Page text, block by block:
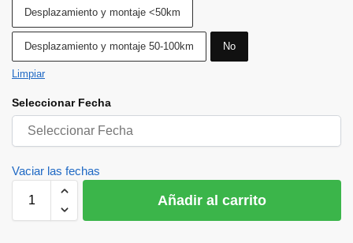
Desplazamiento y montaje <50km
Desplazamiento y montaje 50-100km No
Limpiar
Seleccionar Fecha
Vaciar las fechas
Añadir al carrito